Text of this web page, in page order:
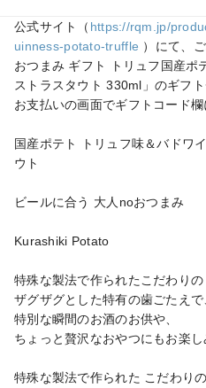
公式サイト（ https://rqm.jp/
uinness-potato-truffle ）にて、
おつまみ ギフト トリュフ国産ポ
ストラスタウト 330ml」のギフト
お支払いの画面でギフトコード
国産ポテト トリュフ味＆バドワ
ウト
ビールに合う 大人noおつまみ
Kurashiki Potato
特殊な製法で作られたこだわりの
ザグザグとした特有の歯ごたえで
特別な瞬間のお酒のお供や、
ちょっと贅沢なおやつにもお楽し
特殊な製法で作られた こだわり